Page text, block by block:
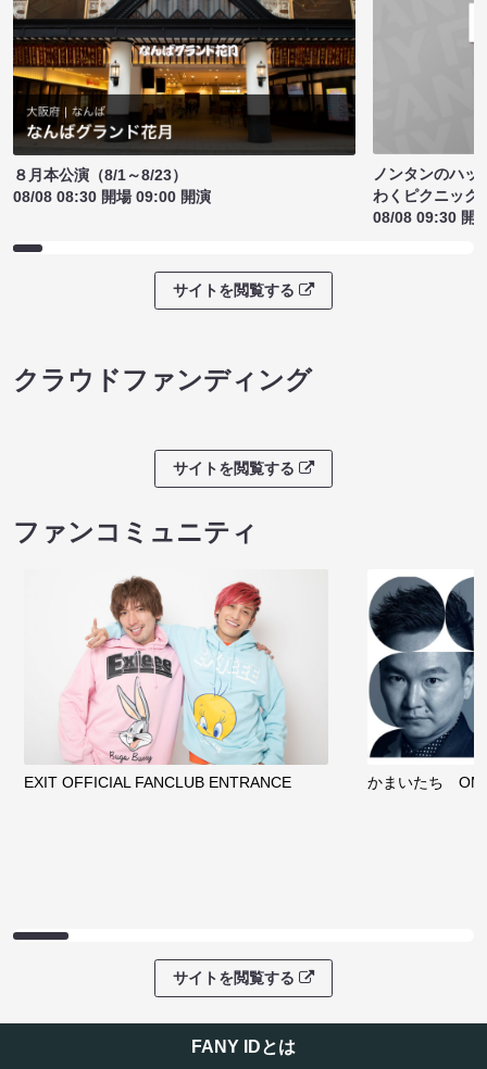
８月本公演（8/1～8/23）
08/08 08:30 開場 09:00 開演
ノンタンのハッ
わくピクニック
08/08 09:30 開
サイトを閲覧する
クラウドファンディング
サイトを閲覧する
ファンコミュニティ
EXIT OFFICIAL FANCLUB ENTRANCE かまいたち
サイトを閲覧する
FANY IDとは